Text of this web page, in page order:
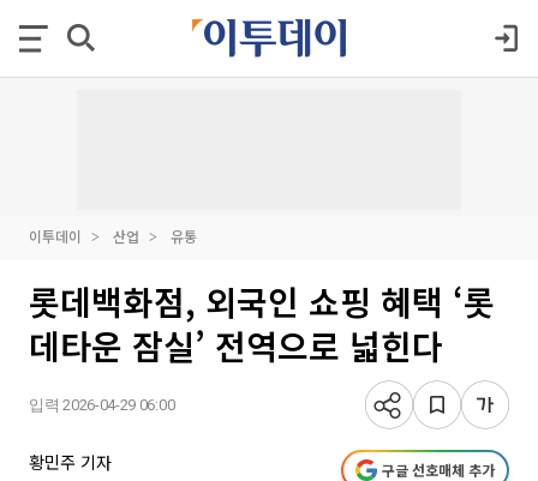
이투데이 산업 유통
롯데백화점, 외국인 쇼핑 혜택 ‘롯
데타운 잠실’ 전역으로 넓힌다
입력 2026-04-29 06:00
황민주 기자 구글 선호매체 추가